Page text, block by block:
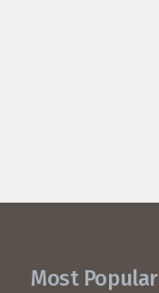
Most Popular